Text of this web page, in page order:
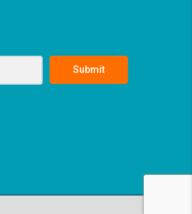
Submit